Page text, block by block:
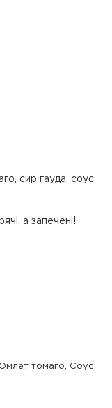
сир гауда, соус
а запечені!
томаго, Соус